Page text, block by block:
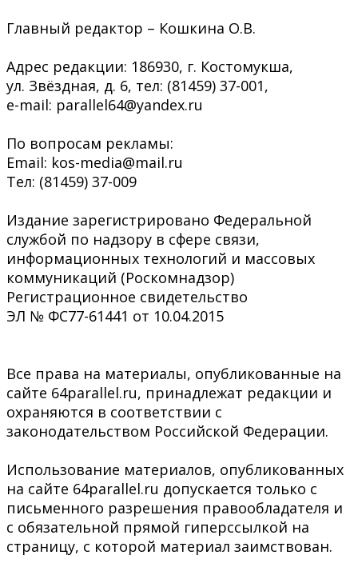
Главный редактор – Кошкина О.В.
Адрес редакции: 186930, г. Костомукша,
ул. Звёздная, д. 6, тел: (81459) 37-001,
e-mail: parallel64@yandex.ru
По вопросам рекламы:
Email: kos-media@mail.ru
Тел: (81459) 37-009
Издание зарегистрировано Федеральной
службой по надзору в сфере связи,
информационных технологий и массовых
коммуникаций (Роскомнадзор)
Регистрационное свидетельство
ЭЛ № ФС77-61441 от 10.04.2015
Все права на материалы, опубликованные на
сайте 64parallel.ru, принадлежат редакции и
охраняются в соответствии с
законодательством Российской Федерации.
Использование материалов, опубликованных
на сайте 64parallel.ru допускается только с
письменного разрешения правообладателя и
с обязательной прямой гиперссылкой на
страницу, с которой материал заимствован.